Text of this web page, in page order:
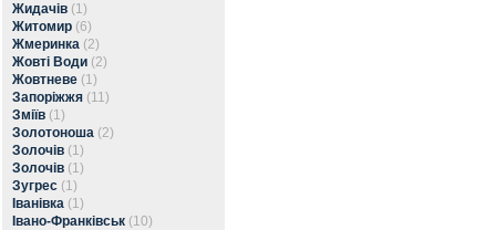
Жидачів (1)
Житомир (6)
Жмеринка (2)
Жовті Води (2)
Жовтневе (1)
Запоріжжя (11)
Зміїв (1)
Золотоноша (2)
Золочів (1)
Золочів (1)
Зугрес (1)
Іванівка (1)
Івано-Франківськ (10)